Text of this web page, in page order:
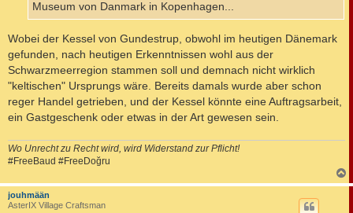
Museum von Danmark in Kopenhagen...
Wobei der Kessel von Gundestrup, obwohl im heutigen Dänemark
gefunden, nach heutigen Erkenntnissen wohl aus der
Schwarzmeerregion stammen soll und demnach nicht wirklich
"keltischen" Ursprungs wäre. Bereits damals wurde aber schon
reger Handel getrieben, und der Kessel könnte eine Auftragsarbeit,
ein Gastgeschenk oder etwas in der Art gewesen sein.
Wo Unrecht zu Recht wird, wird Widerstand zur Pflicht!
#FreeBaud #FreeDoğru
a
jouhmään
AsterIX Village Craftsman